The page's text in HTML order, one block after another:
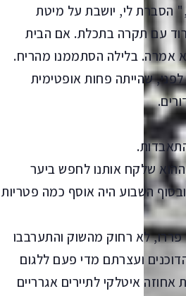
הסברת לי, יושבת על מיטת
עם תקרה בתכלת. אם הבית
אמרה. בלילה הסתממנו מהריח.
שהייתה פחות אופטימית
שלקח אותנו לחפש ביער
השבוע היה אוסף כמה פטריות
לא רחוק מהשוק והתערבבו
ועצרתם מדי פעם ללגום
אחוזה איטלקי לתיירים אגרריים